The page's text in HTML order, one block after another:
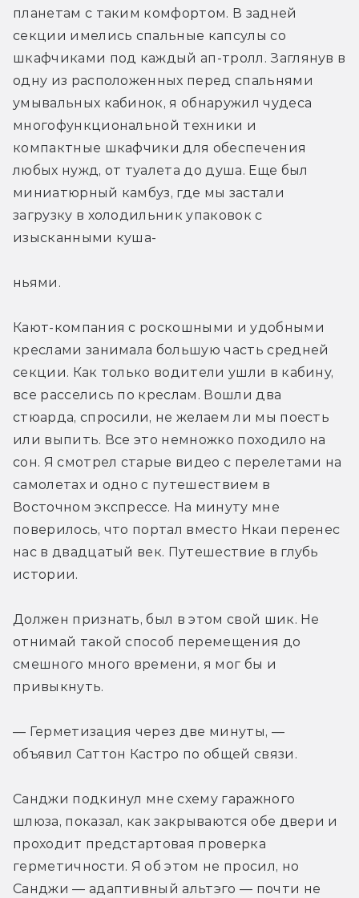
планетам с таким комфортом. В задней
секции имелись спальные капсулы со
шкафчиками под каждый ап-тролл. Заглянув в
одну из расположенных перед спальнями
умывальных кабинок, я обнаружил чудеса
многофункциональной техники и
компактные шкафчики для обеспечения
любых нужд, от туалета до душа. Еще был
миниатюрный камбуз, где мы застали
загрузку в холодильник упаковок с
изысканными куша-
ньями.
Кают-компания с роскошными и удобными
креслами занимала большую часть средней
секции. Как только водители ушли в кабину,
все расселись по креслам. Вошли два
стюарда, спросили, не желаем ли мы поесть
или выпить. Все это немножко походило на
сон. Я смотрел старые видео с перелетами на
самолетах и одно с путешествием в
Восточном экспрессе. На минуту мне
поверилось, что портал вместо Нкаи перенес
нас в двадцатый век. Путешествие в глубь
истории.
Должен признать, был в этом свой шик. Не
отнимай такой способ перемещения до
смешного много времени, я мог бы и
привыкнуть.
— Герметизация через две минуты, —
объявил Саттон Кастро по общей связи.
Санджи подкинул мне схему гаражного
шлюза, показал, как закрываются обе двери и
проходит предстартовая проверка
герметичности. Я об этом не просил, но
Санджи — адаптивный альтэго — почти не